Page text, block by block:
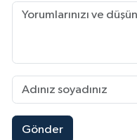
Gönder